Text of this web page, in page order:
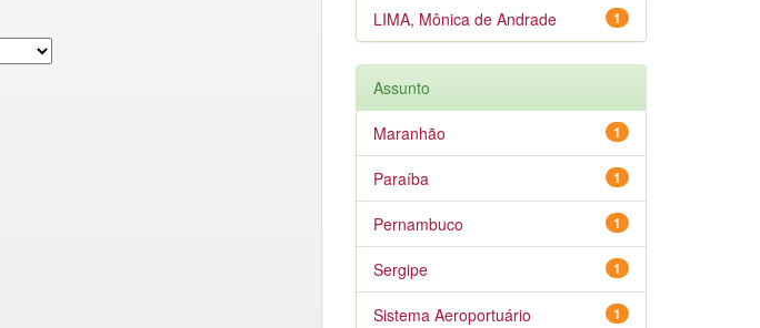
1
LIMA, Mônica de Andrade
Assunto
1
Maranhão
1
Paraíba
1
Pernambuco
1
Sergipe
1
Sistema Aeroportuário